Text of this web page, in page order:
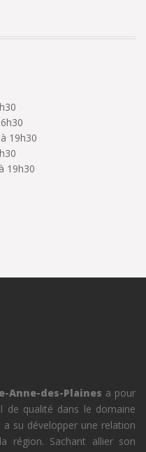
19h30
19h30
Anne-des-Plaines a pour
de qualité dans le domaine
a su développer une relation
région. Sachant allier son